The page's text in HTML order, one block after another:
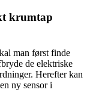
krumtap
man først finde
de elektriske
Herefter kan
ny sensor i